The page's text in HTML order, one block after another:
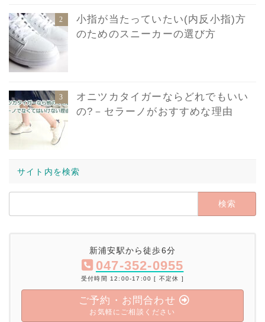
小指が当たっていたい(内反小指)方
のためのスニーカーの選び方
オニツカタイガーならどれでもいい
の?－セラーノがおすすめな理由
サイト内を検索
索:
新浦安駅から徒歩6分
047-352-0955
受付時間 12:00-17:00 [ 不定休 ]
ご予約・お問合わせ
お気軽にご相談ください